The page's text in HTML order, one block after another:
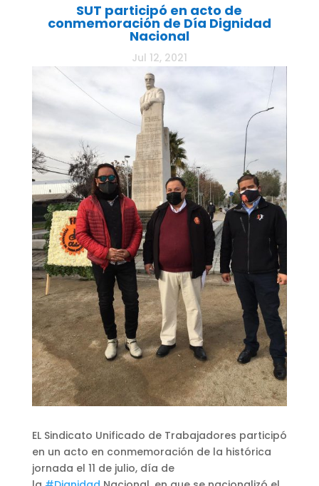
SUT participó en acto de
conmemoración de Día Dignidad
Nacional
Jul 12, 2021
EL Sindicato Unificado de Trabajadores participó
en un acto en conmemoración de la histórica
jornada el 11 de julio, día de